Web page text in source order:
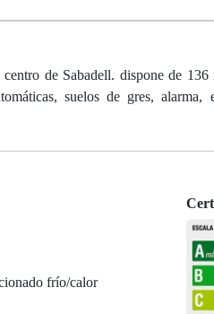
de Sabadell. dispone de
suelos de gres,
frío/calor